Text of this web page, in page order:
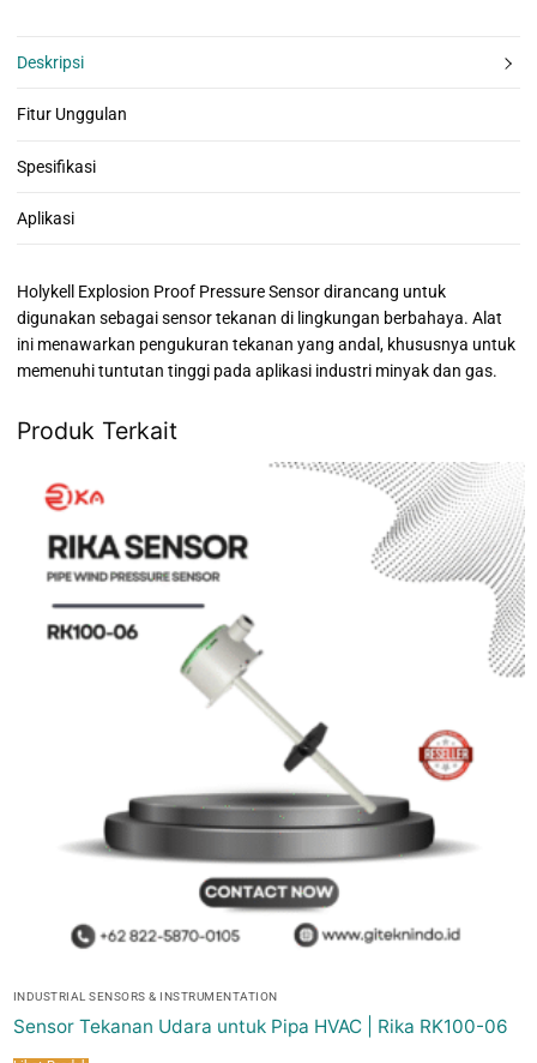
Deskripsi
Fitur Unggulan
Spesifikasi
Aplikasi
Holykell Explosion Proof Pressure Sensordirancang untuk
digunakan sebagai sensor tekanan di lingkungan berbahaya. Alat
ini menawarkan pengukuran tekanan yang andal, khususnya untuk
memenuhi tuntutan tinggi pada aplikasi industri minyak dan gas.
Produk Terkait
INDUSTRIAL SENSORS & INSTRUMENTATION
Sensor Tekanan Udara untuk Pipa HVAC | Rika RK100-06